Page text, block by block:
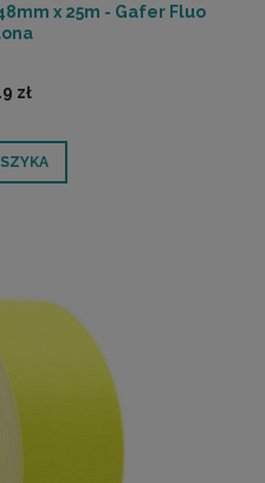
x 25m - Gafer Fluo
zł